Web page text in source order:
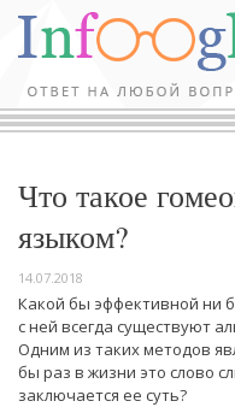
Что такое
языком?
14.07.2018
Какой бы эффективной ни
с ней всегда существуют
Одним из таких методов
бы раз в жизни это слово
заключается ее суть?